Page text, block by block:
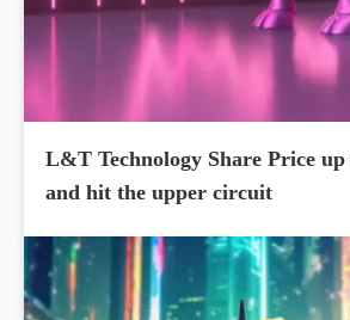
L&T Technology Share Price
and hit the upper circuit